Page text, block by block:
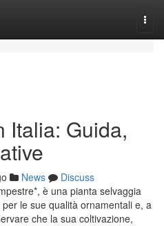
Italia: Guida,
News
Discuss
è una pianta selvaggia
le sue qualità ornamentali e, a
che la sua coltivazione,